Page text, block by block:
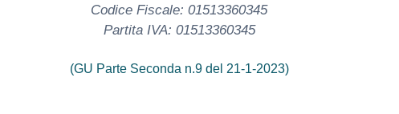
Codice Fiscale: 01513360345
Partita IVA: 01513360345
(GU Parte Seconda n.9 del 21-1-2023)